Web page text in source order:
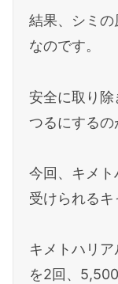
結果、シミ
なのです。
安全に取り
つるにするの
今回、キメ
受けられるキ
キメトハリア
を2回、